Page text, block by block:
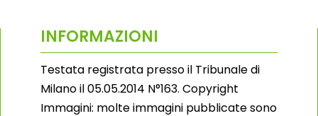
INFORMAZIONI
Testata registrata presso il Tribunale di
Milano il 05.05.2014 N°163. Copyright
Immagini: molte immagini pubblicate sono